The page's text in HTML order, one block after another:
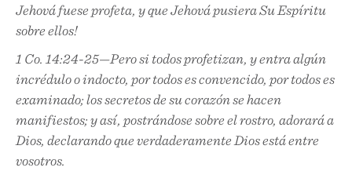
Jehová fuese profeta, y que Jehová pusiera Su Espíritu
sobre ellos!
1 Co. 14:24-25—Pero si todos profetizan, y entra algún
incrédulo o indocto, por todos es convencido, por todos es
examinado; los secretos de su corazón se hacen
manifiestos; y así, postrándose sobre el rostro, adorará a
Dios, declarando que verdaderamente Dios está entre
vosotros.